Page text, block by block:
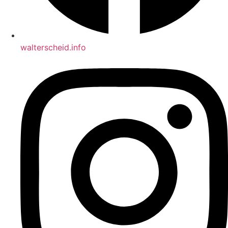
walterscheid.info